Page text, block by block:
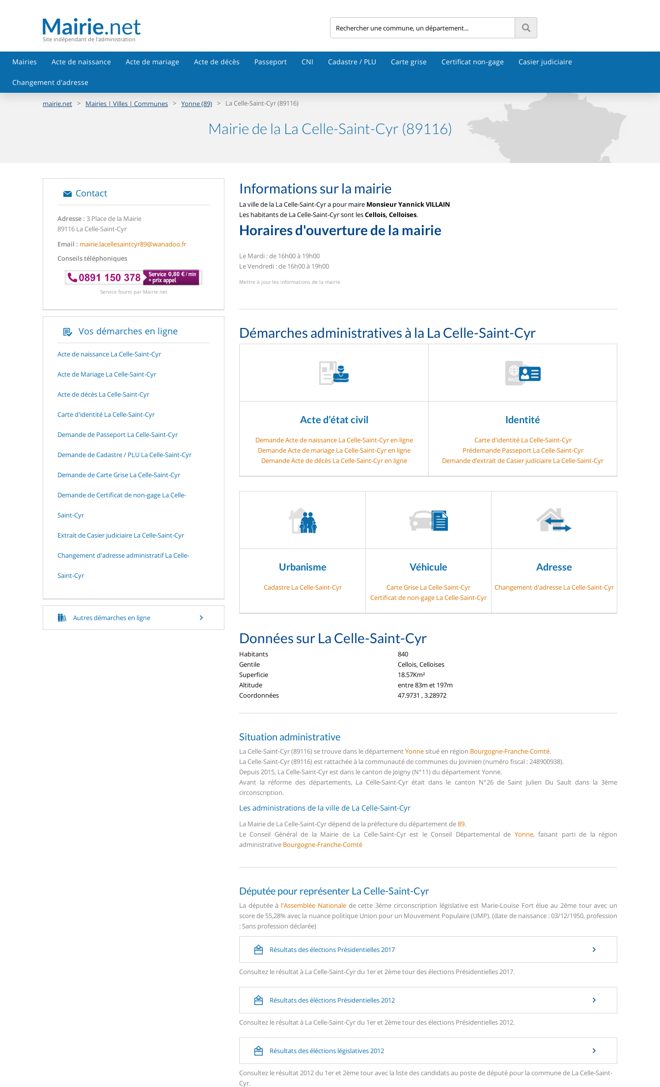
Site indépendant de l'administration
Mairies Acte de naissance Acte de mariage Acte de décès Passeport CNI Cadastre / PLU Carte grise Certificat non-gage Casier judiciaire
Changement d'adresse
mairie.net > Mairies | Villes | Communes > Yonne (89) > La Celle-Saint-Cyr (89116)
Mairie de la La Celle-Saint-Cyr (89116)
Contact
Adresse : 3 Place de la Mairie
89116 La Celle-Saint-Cyr
Email : mairie.lacellesaintcyr89@wanadoo.fr
Conseils téléphoniques
Service fourni par Mairie.net
Vos démarches en ligne
Acte de naissance La Celle-Saint-Cyr
Acte de Mariage La Celle-Saint-Cyr
Acte de décès La Celle-Saint-Cyr
Carte d'identité La Celle-Saint-Cyr
Demande de Passeport La Celle-Saint-Cyr
Demande de Cadastre / PLU La Celle-Saint-Cyr
Demande de Carte Grise La Celle-Saint-Cyr
Demande de Certificat de non-gage La Celle-
Saint-Cyr
Extrait de Casier judiciaire La Celle-Saint-Cyr
Changement d'adresse administratif La Celle-
Saint-Cyr
Autres démarches en ligne
Informations sur la mairie
La ville de la La Celle-Saint-Cyr a pour maire Monsieur Yannick VILLAIN
Les habitants de La Celle-Saint-Cyr sont lesCellois, Celloises.
Horaires d'ouverture de la mairie
Le Mardi : de 16h00 à 19h00
Le Vendredi : de 16h00 à 19h00
Mettre à jour les informations de la mairie
Démarches administratives à la La Celle-Saint-Cyr
Acte d’état civil
Demande Acte de naissance La Celle-Saint-Cyr en ligne
Demande Acte de mariage La Celle-Saint-Cyr en ligne
Demande Acte de décès La Celle-Saint-Cyr en ligne
Identité
Carte d'identité La Celle-Saint-Cyr
Prédemande Passeport La Celle-Saint-Cyr
Demande d’extrait de Casier judiciaire La Celle-Saint-Cyr
Urbanisme
Cadastre La Celle-Saint-Cyr
Véhicule
Carte Grise La Celle-Saint-Cyr
Certificat de non-gage La Celle-Saint-Cyr
Adresse
Changement d'adresse La Celle-Saint-Cyr
Données sur La Celle-Saint-Cyr
Habitants
840
Gentile
Cellois, Celloises
Superficie
18.57Km²
Altitude
entre 83m et 197m
Coordonnées
47.9731 , 3.28972
Situation administrative
La Celle-Saint-Cyr (89116) se trouve dans le départementYonnesitué en région Bourgogne-Franche-Comté.
La Celle-Saint-Cyr (89116) est rattachée à la communauté de communes du Jovinien (numéro fiscal : 248900938).
Depuis 2015, La Celle-Saint-Cyr est dans le canton de Joigny (N°11) du département Yonne.
Avant la réforme des départements, La Celle-Saint-Cyr était dans le canton N°26 de Saint Julien Du Sault dans la 3ème
circonscription.
Les administrations de la ville de La Celle-Saint-Cyr
La Mairie de La Celle-Saint-Cyr dépend de la préfecture du département de89.
Le Conseil Général de la Mairie de La Celle-Saint-Cyr est le Conseil Départemental de Yonne, faisant parti de la région
administrative Bourgogne-Franche-Comté
Députée pour représenter La Celle-Saint-Cyr
La députée à l'Assemblée Nationalede cette 3ème circonscription législative est Marie-Louise Fort élue au 2ème tour avec un
score de 55,28% avec la nuance politique Union pour un Mouvement Populaire (UMP). (date de naissance : 03/12/1950, profession
: Sans profession déclarée)
Résultats des élections Présidentielles 2017
Consultez le résultat à La Celle-Saint-Cyr du 1er et 2ème tour des élections Présidentielles 2017.
Résultats des éléctions Présidentielles 2012
Consultez le résultat à La Celle-Saint-Cyr du 1er et 2ème tour des élections Présidentielles 2012.
Résultats des éléctions législatives 2012
Consultez le résultat 2012 du 1er et 2ème tour avec la liste des candidats au poste de député pour la commune de La Celle-Saint-
Cyr.